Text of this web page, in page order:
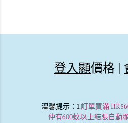
登入顯價格 |
溫馨提示：1.訂單買滿
仲有600蚊以上結賬自動